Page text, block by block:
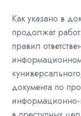
Как указано в
продолжат
правил
документа по
информационно-